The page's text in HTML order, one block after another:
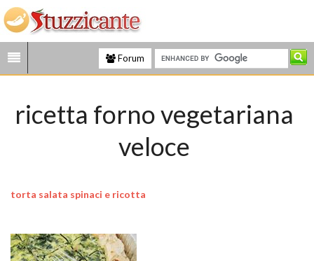
Forum
ricetta forno vegetariana
veloce
torta salata spinaci e ricotta